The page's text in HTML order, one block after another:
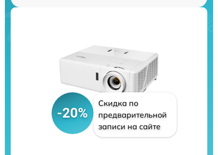
-20%
Скидка по
предварительной
записи на сайте